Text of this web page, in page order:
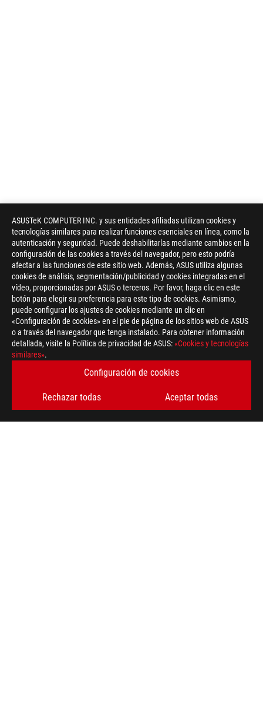
ASUSTeK COMPUTER INC. y sus entidades afiliadas utilizan cookies y
tecnologías similares para realizar funciones esenciales en línea, como la
autenticación y seguridad. Puede deshabilitarlas mediante cambios en la
configuración de las cookies a través del navegador, pero esto podría
afectar a las funciones de este sitio web. Además, ASUS utiliza algunas
cookies de análisis, segmentación/publicidad y cookies integradas en el
vídeo, proporcionadas por ASUS o terceros. Por favor, haga clic en este
botón para elegir su preferencia para este tipo de cookies. Asimismo,
puede configurar los ajustes de cookies mediante un clic en
«Configuración de cookies» en el pie de página de los sitios web de ASUS
o a través del navegador que tenga instalado. Para obtener información
detallada, visite la Política de privacidad de ASUS:«Cookies y tecnologías
similares».
Configuración de cookies
Rechazar todas Aceptar todas
Disclaimer
Todas las especificaciones pueden verse sujetas a cambios
Los productos pueden no estar disponibles en todos los
Las especificaciones y características varían en función del
páginas de especificaciones para conocer todos los detalles.
El color del PCB y las versiones del software incluido pueden